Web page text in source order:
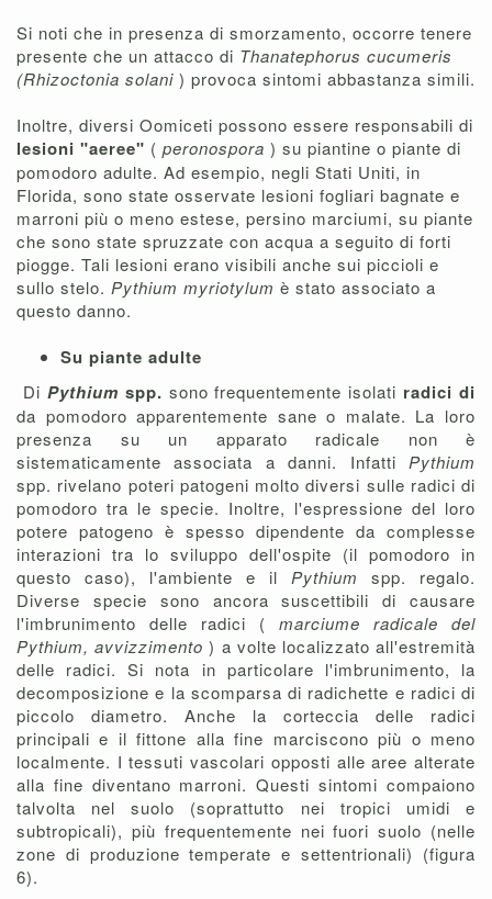
Si noti che in presenza di smorzamento, occorre tenere
presente che un attacco di Thanatephorus cucumeris
(Rhizoctonia solani ) provoca sintomi abbastanza simili.
Inoltre, diversi Oomiceti possono essere responsabili di
lesioni "aeree" ( peronospora ) su piantine o piante di
pomodoro adulte. Ad esempio, negli Stati Uniti, in
Florida, sono state osservate lesioni fogliari bagnate e
marroni più o meno estese, persino marciumi, su piante
che sono state spruzzate con acqua a seguito di forti
piogge. Tali lesioni erano visibili anche sui piccioli e
sullo stelo. Pythium myriotylum è stato associato a
questo danno.
Su piante adulte
Di Pythium spp. sono frequentemente isolati radici di
da pomodoro apparentemente sane o malate. La loro
presenza su un apparato radicale non è
sistematicamente associata a danni. Infatti Pythium
spp. rivelano poteri patogeni molto diversi sulle radici di
pomodoro tra le specie. Inoltre, l'espressione del loro
potere patogeno è spesso dipendente da complesse
interazioni tra lo sviluppo dell'ospite (il pomodoro in
questo caso), l'ambiente e il Pythium spp. regalo.
Diverse specie sono ancora suscettibili di causare
l'imbrunimento delle radici ( marciume radicale del
Pythium, avvizzimento) a volte localizzato all'estremità
delle radici. Si nota in particolare l'imbrunimento, la
decomposizione e la scomparsa di radichette e radici di
piccolo diametro. Anche la corteccia delle radici
principali e il fittone alla fine marciscono più o meno
localmente. I tessuti vascolari opposti alle aree alterate
alla fine diventano marroni. Questi sintomi compaiono
talvolta nel suolo (soprattutto nei tropici umidi e
subtropicali), più frequentemente nei fuori suolo (nelle
zone di produzione temperate e settentrionali) (figura
6).